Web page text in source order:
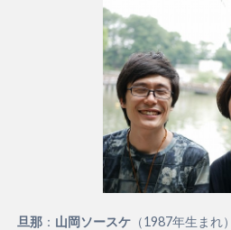
旦那： 山岡ソースケ（1987年生まれ）